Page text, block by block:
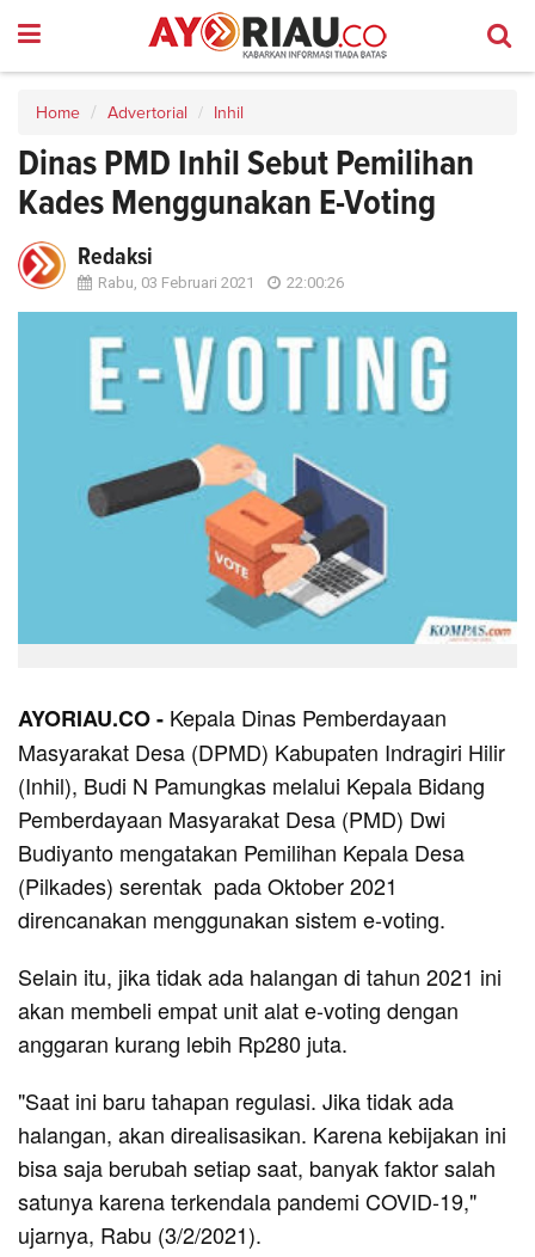
Home Advertorial Inhil
Dinas PMD Inhil Sebut Pemilihan
Kades Menggunakan E-Voting
Redaksi
Rabu, 03 Februari 2021 22:00:26
AYORIAU.CO - Kepala Dinas Pemberdayaan
Masyarakat Desa (DPMD) Kabupaten Indragiri Hilir
(Inhil), Budi N Pamungkas melalui Kepala Bidang
Pemberdayaan Masyarakat Desa (PMD) Dwi
Budiyanto mengatakan Pemilihan Kepala Desa
(Pilkades) serentak pada Oktober 2021
direncanakan menggunakan sistem e-voting.
Selain itu, jika tidak ada halangan di tahun 2021 ini
akan membeli empat unit alat e-voting dengan
anggaran kurang lebih Rp280 juta.
"Saat ini baru tahapan regulasi. Jika tidak ada
halangan, akan direalisasikan. Karena kebijakan ini
bisa saja berubah setiap saat, banyak faktor salah
satunya karena terkendala pandemi COVID-19,"
ujarnya, Rabu (3/2/2021).